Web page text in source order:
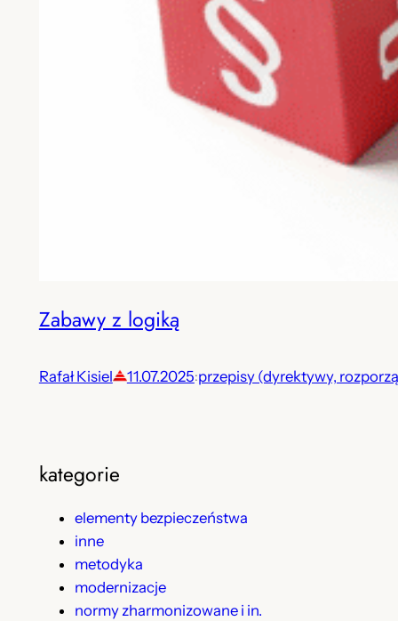
Zabawy z logiką
Rafał Kisiel 11.07.2025:przepisy (dyrektywy,
kategorie
elementy bezpieczeństwa
inne
metodyka
modernizacje
normy zharmonizowane i in.